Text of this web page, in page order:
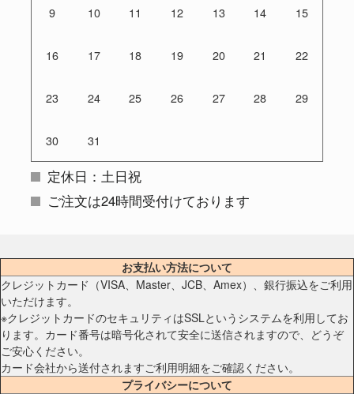
9 10 11 12 13 14 15
16 17 18 19 20 21 22
23 24 25 26 27 28 29
30 31
定休日：土日祝
ご注文は24時間受付けております
お支払い方法について
クレジットカード（VISA、Master、JCB、Amex）、銀行振込をご利用
いただけます。
※クレジットカードのセキュリティはSSLというシステムを利用してお
ります。カード番号は暗号化されて安全に送信されますので、どうぞ
ご安心ください。
カード会社から送付されますご利用明細をご確認ください。
プライバシーについて